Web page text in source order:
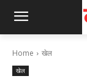
Home खेल
खेल